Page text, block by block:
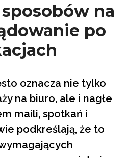
na
po
oznacza nie tylko
na biuro, ale i nagłe
maili, spotkań i
podkreślają, że to